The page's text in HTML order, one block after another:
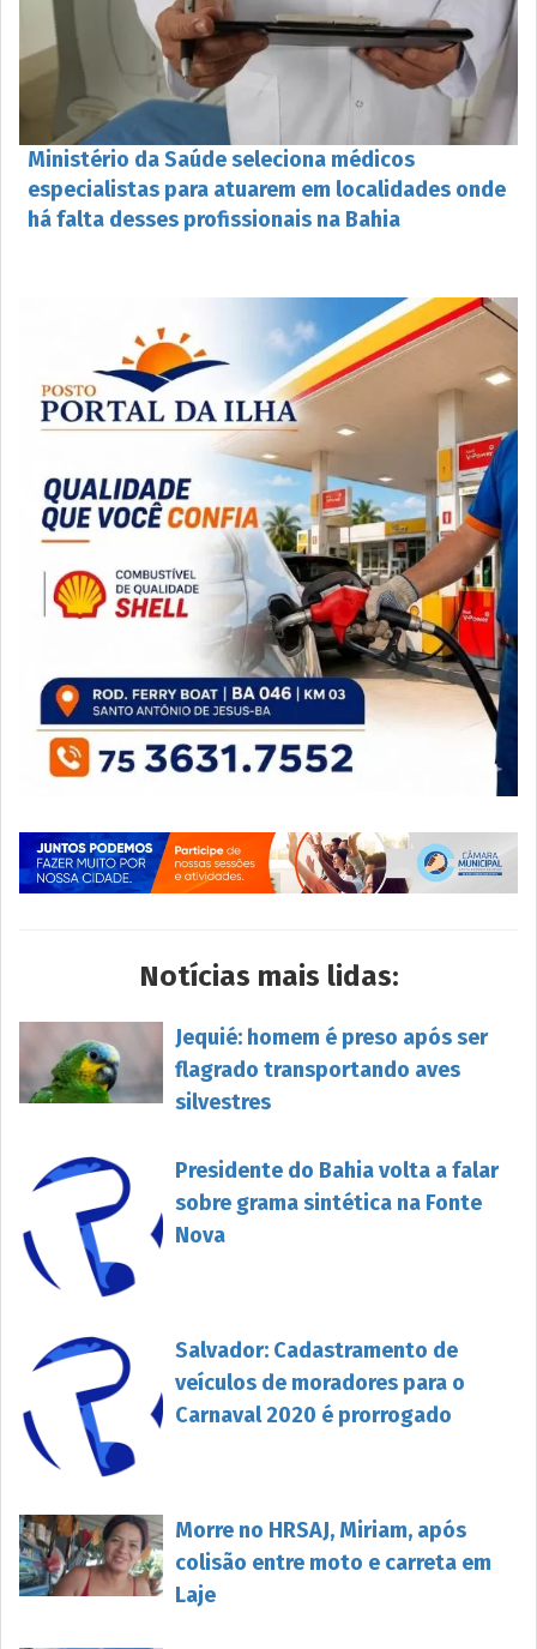
Ministério da Saúde seleciona médicos
especialistas para atuarem em localidades onde
há falta desses profissionais na Bahia
Notícias mais lidas:
Jequié: homem é preso após ser
flagrado transportando aves
silvestres
Presidente do Bahia volta a falar
sobre grama sintética na Fonte
Nova
Salvador: Cadastramento de
veículos de moradores para o
Carnaval 2020 é prorrogado
Morre no HRSAJ, Miriam, após
colisão entre moto e carreta em
Laje